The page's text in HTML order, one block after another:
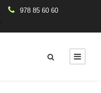
978 85 60 60